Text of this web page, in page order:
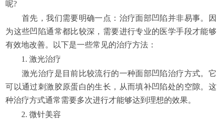
呢?
首先，我们需要明确一点：治疗面部凹陷并非易事。因
为这些凹陷通常都比较深，需要进行专业的医学手段才能够
有效地改善。以下是一些常见的治疗方法：
1. 激光治疗
激光治疗是目前比较流行的一种面部凹陷治疗方式。它
可以通过刺激胶原蛋白的生长，从而填补凹陷处的空隙。这
种治疗方式通常需要多次进行才能够达到理想的效果。
2. 微针美容